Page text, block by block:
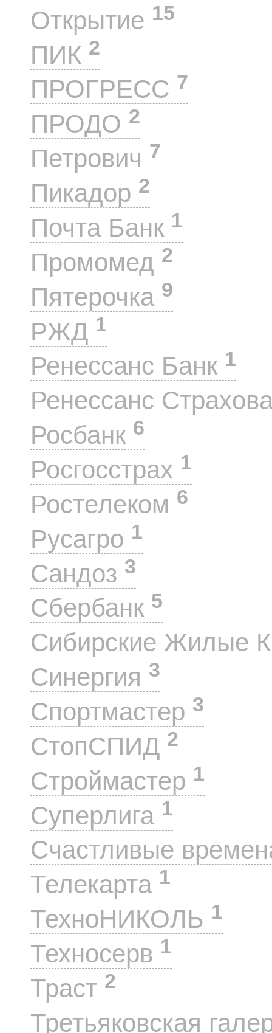
Открытие 15
ПИК 2
ПРОГРЕСС 7
ПРОДО 2
Петрович 7
Пикадор 2
Почта Банк 1
Промомед 2
Пятерочка 9
РЖД 1
Ренессанс Банк 1
Ренессанс
Росбанк 6
Росгосстрах 1
Ростелеком 6
Русагро 1
Сандоз 3
Сбербанк 5
Сибирские Жилые
Синергия 3
Спортмастер 3
СтопСПИД 2
Строймастер 1
Суперлига 1
Счастливые
Телекарта 1
ТехноНИКОЛЬ 1
Техносерв 1
Траст 2
Третьяковская